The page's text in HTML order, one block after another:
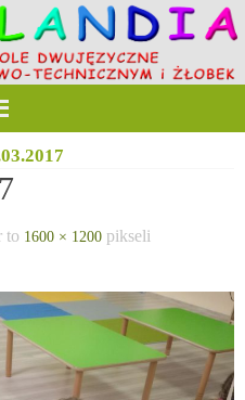
to 1600 × 1200 pikseli